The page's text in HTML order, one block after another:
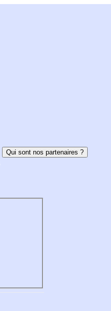
Qui sont nos partenaires ?